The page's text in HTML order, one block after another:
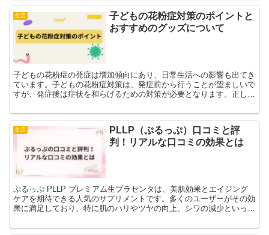
生活
子どもの花粉症対策のポイントと
おすすめのグッズについて
子どもの花粉症の発症は増加傾向にあり、日常生活への影響も出てき
ています。子どもの花粉症対策は、発症前から行うことが望ましいで
すが、発症後は症状を和らげるための対策が必要となります。正しい
生活
PLLP（ぷるっぷ）口コミと評
判！リアルな口コミの効果とは
ぷるっぷ PLLP プレミアム生プラセンタは、美肌効果とエイジング
ケアを期待できる人気のサプリメントです。多くのユーザーがその効
果に満足しており、特に肌のハリやツヤの向上、シワの減少といった